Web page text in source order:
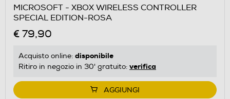
MICROSOFT - XBOX WIRELESS CONTROLLER
SPECIAL EDITION-ROSA
€ 79,90
Acquisto online: disponibile
Ritiro in negozio in 30' gratuito: verifica
AGGIUNGI